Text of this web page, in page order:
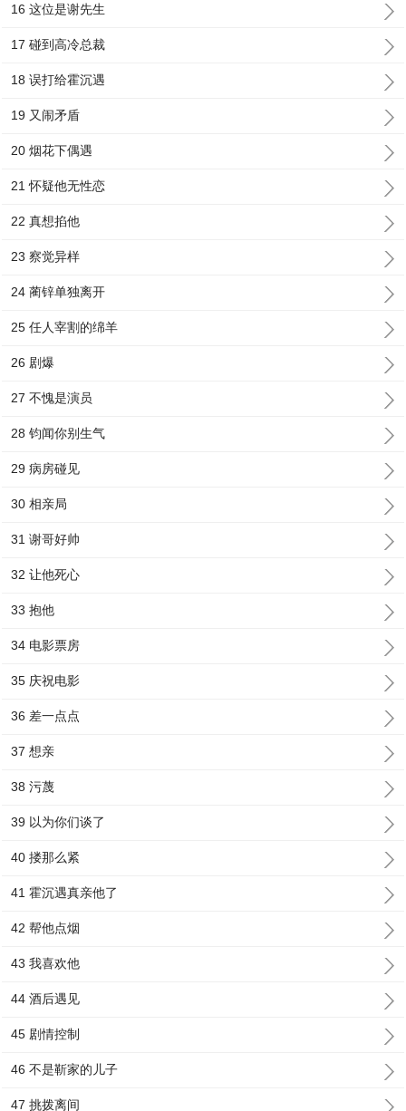
16 这位是谢先生
17 碰到高冷总裁
18 误打给霍沉遇
19 又闹矛盾
20 烟花下偶遇
21 怀疑他无性恋
22 真想掐他
23 察觉异样
24 蔺锌单独离开
25 任人宰割的绵羊
26 剧爆
27 不愧是演员
28 钧闻你别生气
29 病房碰见
30 相亲局
31 谢哥好帅
32 让他死心
33 抱他
34 电影票房
35 庆祝电影
36 差一点点
37 想亲
38 污蔑
39 以为你们谈了
40 搂那么紧
41 霍沉遇真亲他了
42 帮他点烟
43 我喜欢他
44 酒后遇见
45 剧情控制
46 不是靳家的儿子
47 挑拨离间